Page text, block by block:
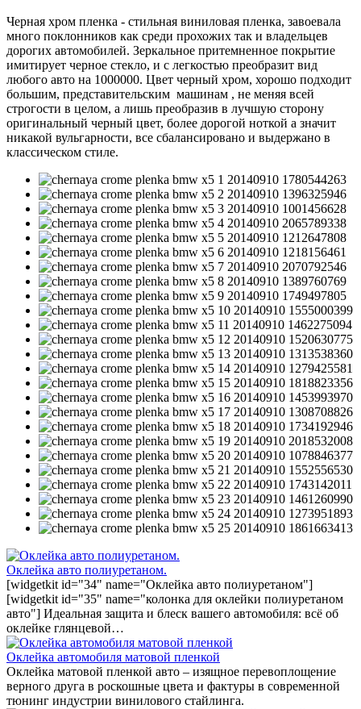
Черная хром пленка - стильная виниловая пленка, завоевала
много поклонников как среди прохожих так и владельцев
дорогих автомобилей. Зеркальное притемненное покрытие
имитирует черное стекло, и с легкостью преобразит вид
любого авто на 1000000. Цвет черный хром, хорошо подходит
большим, представительским машинам , не меняя всей
строгости в целом, а лишь преобразив в лучшую сторону
оригинальный черный цвет, более дорогой ноткой а значит
никакой вульгарности, все сбалансировано и выдержано в
классическом стиле.
Оклейка авто полиуретаном.
[widgetkit id="34" name="Оклейка авто полиуретаном"]
[widgetkit id="35" name="колонка для оклейки полиуретаном
авто"] Идеальная защита и блеск вашего автомобиля: всё об
оклейке глянцевой…
Оклейка автомобиля матовой пленкой
Оклейка матовой пленкой авто – изящное перевоплощение
верного друга в роскошные цвета и фактуры в современной
тюнинг индустрии винилового стайлинга.